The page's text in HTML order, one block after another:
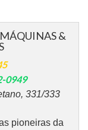
&
0949
331/333
pioneiras da